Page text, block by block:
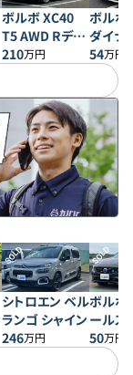
ボルボ XC40
T5 AWD Rデザ
イン 1st エディ
210万円
ボルボ
ダイナ
ディシ
54万円
SOLD
シトロエン ベル
ランゴ シャイン
246万円
SOLD
ボルボ
ールス
50万円